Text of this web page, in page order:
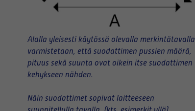
Alalla yleisesti käytössä olevalla merkintätavalla
varmistetaan, että suodattimen pussien määrä,
pituus sekä suunta ovat oikein itse suodattimen
kehykseen nähden.
Näin suodattimet sopivat laitteeseen